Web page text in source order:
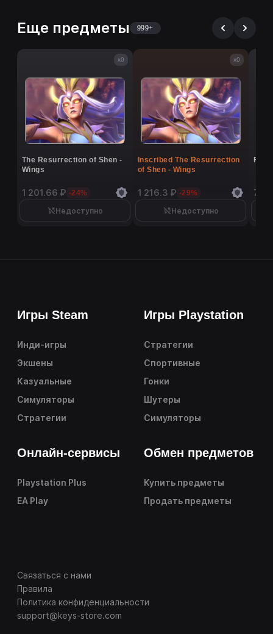
Еще предметы 999+
x0
The Resurrection of Shen -
Wings
1 201.66 ₽ -24%
Недоступно
x0
Inscribed The Resurrection
of Shen - Wings
1 216.3 ₽ -29%
Недоступно
7
Игры Steam
Инди-игры
Экшены
Казуальные
Симуляторы
Стратегии
Игры Playstation
Стратегии
Спортивные
Гонки
Шутеры
Симуляторы
Онлайн-сервисы
Playstation Plus
EA Play
Обмен предметов
Купить предметы
Продать предметы
Связаться с нами
Правила
Политика конфиденциальности
support@keys-store.com